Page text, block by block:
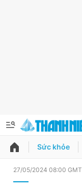
QUẢNG CÁO
Sức khỏe
27/05/2024 08:00